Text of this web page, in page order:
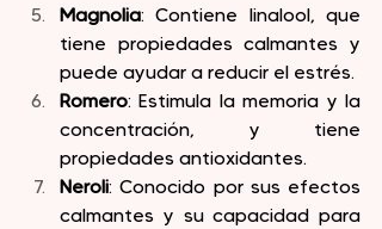
Magnolia: Contiene linalool, que
tiene propiedades calmantes y
puede ayudar a reducir el estrés.
Romero: Estimula la memoria y la
concentración, y tiene
propiedades antioxidantes.
Neroli: Conocido por sus efectos
calmantes y su capacidad para